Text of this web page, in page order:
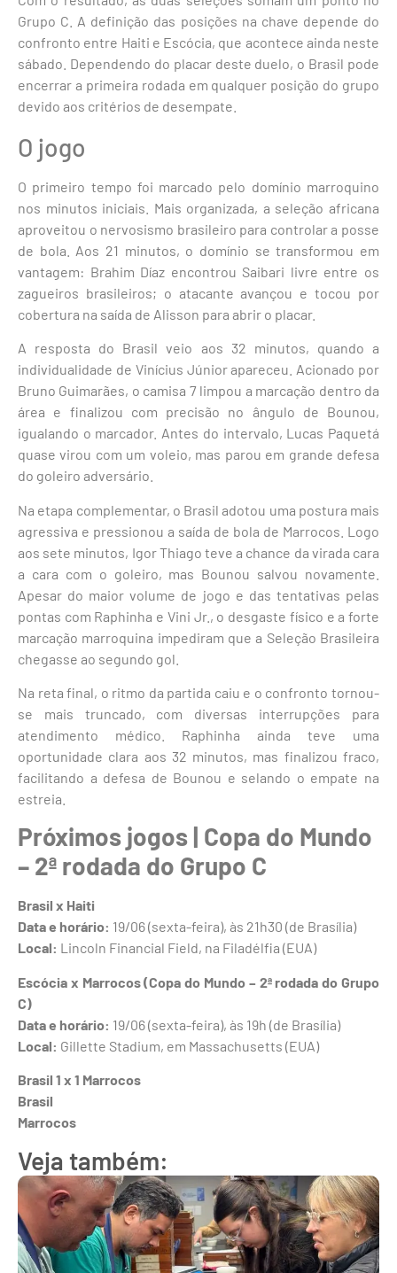
Grupo C. A definição das posições na chave depende do
confronto entre Haiti e Escócia, que acontece ainda neste
sábado. Dependendo do placar deste duelo, o Brasil pode
encerrar a primeira rodada em qualquer posição do grupo
devido aos critérios de desempate.
O jogo
O primeiro tempo foi marcado pelo domínio marroquino
nos minutos iniciais. Mais organizada, a seleção africana
aproveitou o nervosismo brasileiro para controlar a posse
de bola. Aos 21 minutos, o domínio se transformou em
vantagem: Brahim Díaz encontrou Saibari livre entre os
zagueiros brasileiros; o atacante avançou e tocou por
cobertura na saída de Alisson para abrir o placar.
A resposta do Brasil veio aos 32 minutos, quando a
individualidade de Vinícius Júnior apareceu. Acionado por
Bruno Guimarães, o camisa 7 limpou a marcação dentro da
área e finalizou com precisão no ângulo de Bounou,
igualando o marcador. Antes do intervalo, Lucas Paquetá
quase virou com um voleio, mas parou em grande defesa
do goleiro adversário.
Na etapa complementar, o Brasil adotou uma postura mais
agressiva e pressionou a saída de bola de Marrocos. Logo
aos sete minutos, Igor Thiago teve a chance da virada cara
a cara com o goleiro, mas Bounou salvou novamente.
Apesar do maior volume de jogo e das tentativas pelas
pontas com Raphinha e Vini Jr., o desgaste físico e a forte
marcação marroquina impediram que a Seleção Brasileira
chegasse ao segundo gol.
Na reta final, o ritmo da partida caiu e o confronto tornou-
se mais truncado, com diversas interrupções para
atendimento médico. Raphinha ainda teve uma
oportunidade clara aos 32 minutos, mas finalizou fraco,
facilitando a defesa de Bounou e selando o empate na
estreia.
Próximos jogos | Copa do Mundo
– 2ª rodada do Grupo C
Brasil x Haiti
Data e horário: 19/06 (sexta-feira), às 21h30 (de Brasília)
Local: Lincoln Financial Field, na Filadélfia (EUA)
Escócia x Marrocos (Copa do Mundo – 2ª rodada do Grupo
C)
Data e horário: 19/06 (sexta-feira), às 19h (de Brasília)
Local: Gillette Stadium, em Massachusetts (EUA)
Brasil 1 x 1 Marrocos
Brasil
Marrocos
Veja também: